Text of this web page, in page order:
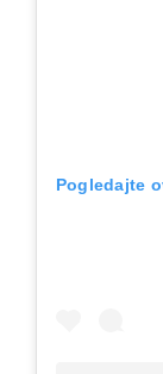
Pogledajte